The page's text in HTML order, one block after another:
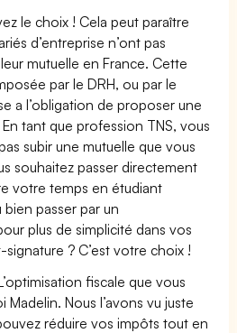
le choix ! Cela peut paraître
d’entreprise n’ont pas
mutuelle en France. Cette
par le DRH, ou par le
a l’obligation de proposer une
tant que profession TNS, vous
subir une mutuelle que vous
souhaitez passer directement
votre temps en étudiant
passer par un
plus de simplicité dans vos
? C’est votre choix !
fiscale que vous
Nous l’avons vu juste
réduire vos impôts tout en